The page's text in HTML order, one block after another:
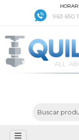
HORARIO
963 650